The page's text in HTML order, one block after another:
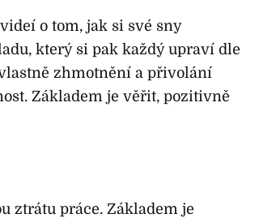
o tom, jak si své sny
který si pak každý upraví dle
zhmotnění a přivolání
Základem je věřit, pozitivně
ztrátu práce. Základem je